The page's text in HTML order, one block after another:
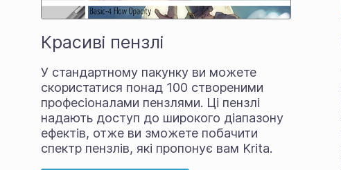
Красиві пензлі
У стандартному пакунку ви можете
скористатися понад 100 створеними
професіоналами пензлями. Ці пензлі
надають доступ до широкого діапазону
ефектів, отже ви зможете побачити
спектр пензлів, які пропонує вам Krita.